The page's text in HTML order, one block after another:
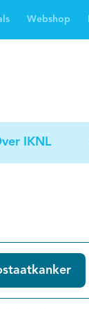
Webshop
IKNL